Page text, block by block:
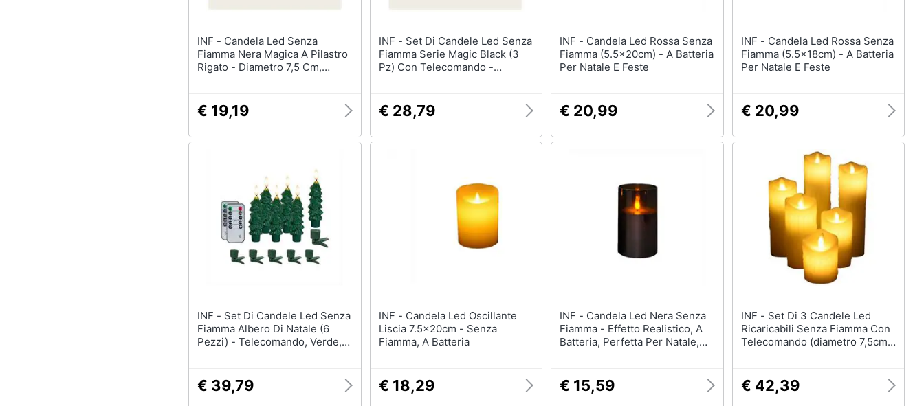
INF - Candela Led Senza
Fiamma Nera Magica A Pilastro
Rigato - Diametro 7,5 Cm,
€ 19,19
INF - Set Di Candele Led Senza
Fiamma Serie Magic Black (3
Pz) Con Telecomando -
€ 28,79
INF - Candela Led Rossa Senza
Fiamma (5.5x20cm) - A Batteria
Per Natale E Feste
€ 20,99
INF - Candela Led Rossa Senza
Fiamma (5.5x18cm) - A Batteria
Per Natale E Feste
€ 20,99
INF - Set Di Candele Led Senza
Fiamma Albero Di Natale (6
Pezzi) - Telecomando, Verde,
€ 39,79
INF - Candela Led Oscillante
Liscia 7.5x20cm - Senza
Fiamma, A Batteria
€ 18,29
INF - Candela Led Nera Senza
Fiamma - Effetto Realistico, A
Batteria, Perfetta Per Natale,
€ 15,59
INF - Set Di 3 Candele Led
Ricaricabili Senza Fiamma Con
Telecomando (diametro 7,5cm,
€ 42,39